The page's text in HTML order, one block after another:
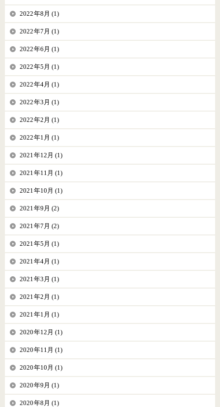
2022年8月 (1)
2022年7月 (1)
2022年6月 (1)
2022年5月 (1)
2022年4月 (1)
2022年3月 (1)
2022年2月 (1)
2022年1月 (1)
2021年12月 (1)
2021年11月 (1)
2021年10月 (1)
2021年9月 (2)
2021年7月 (2)
2021年5月 (1)
2021年4月 (1)
2021年3月 (1)
2021年2月 (1)
2021年1月 (1)
2020年12月 (1)
2020年11月 (1)
2020年10月 (1)
2020年9月 (1)
2020年8月 (1)